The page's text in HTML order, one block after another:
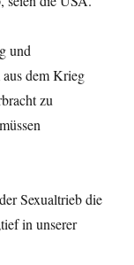
und
dem Krieg
zu
Sexualtrieb die
in unserer